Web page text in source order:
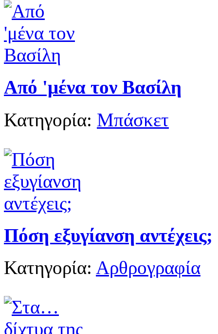
Από 'μένα τον Βασίλη
Κατηγορία: Μπάσκετ
Πόση εξυγίανση αντέχεις;
Κατηγορία: Αρθρογραφία